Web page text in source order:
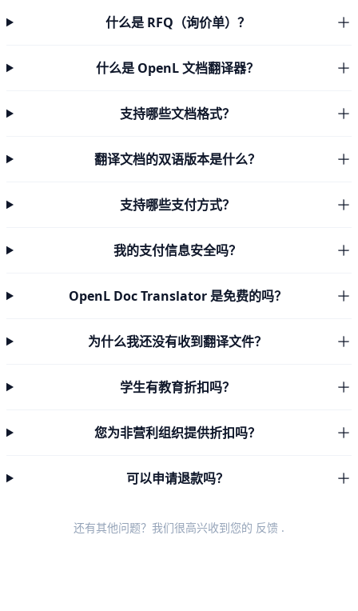
什么是 RFQ（询价单）？
什么是 OpenL 文档翻译器？
支持哪些文档格式？
翻译文档的双语版本是什么？
支持哪些支付方式？
我的支付信息安全吗？
OpenL Doc Translator 是免费的吗？
为什么我还没有收到翻译文件？
学生有教育折扣吗？
您为非营利组织提供折扣吗？
可以申请退款吗？
还有其他问题？我们很高兴收到您的 反馈 .